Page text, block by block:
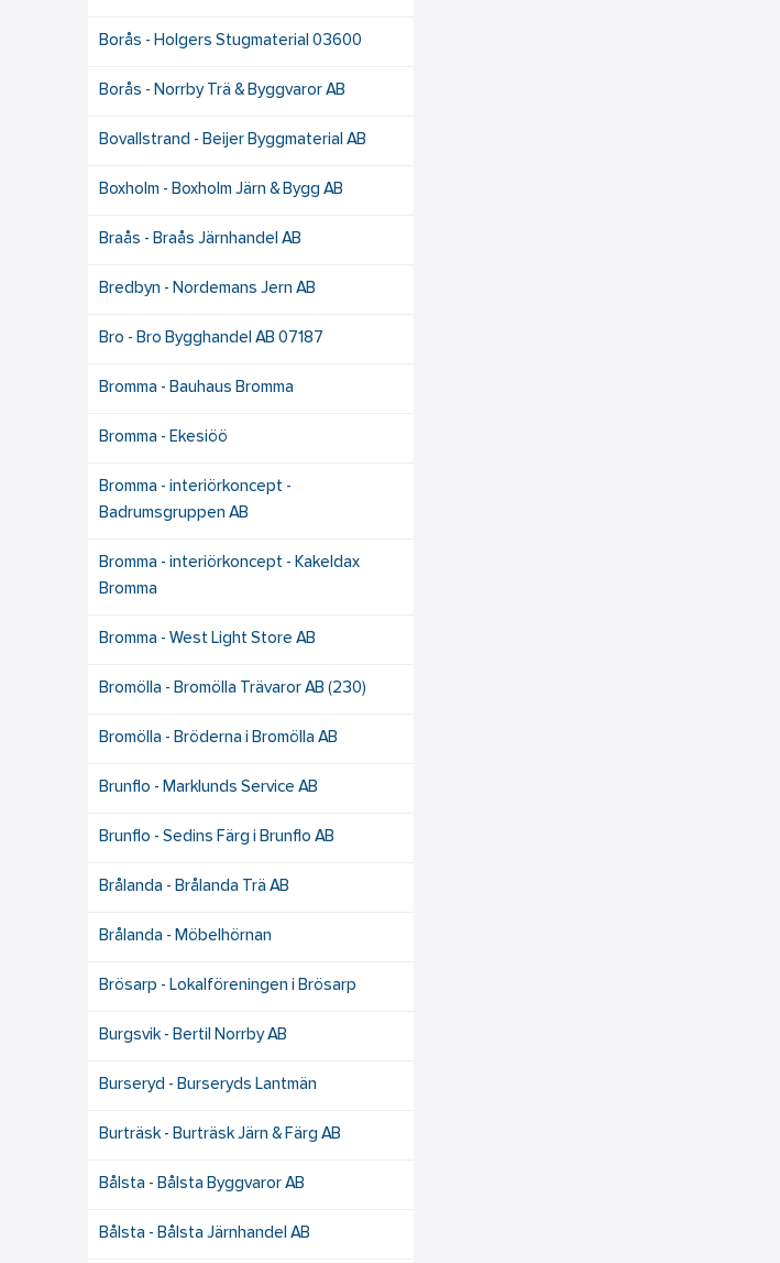
Borås - Holgers Stugmaterial 03600
Borås - Norrby Trä & Byggvaror AB
Bovallstrand - Beijer Byggmaterial AB
Boxholm - Boxholm Järn & Bygg AB
Braås - Braås Järnhandel AB
Bredbyn - Nordemans Jern AB
Bro - Bro Bygghandel AB 07187
Bromma - Bauhaus Bromma
Bromma - Ekesiöö
Bromma - interiörkoncept -
Badrumsgruppen AB
Bromma - interiörkoncept - Kakeldax
Bromma
Bromma - West Light Store AB
Bromölla - Bromölla Trävaror AB (230)
Bromölla - Bröderna i Bromölla AB
Brunflo - Marklunds Service AB
Brunflo - Sedins Färg i Brunflo AB
Brålanda - Brålanda Trä AB
Brålanda - Möbelhörnan
Brösarp - Lokalföreningen i Brösarp
Burgsvik - Bertil Norrby AB
Burseryd - Burseryds Lantmän
Burträsk - Burträsk Järn & Färg AB
Bålsta - Bålsta Byggvaror AB
Bålsta - Bålsta Järnhandel AB